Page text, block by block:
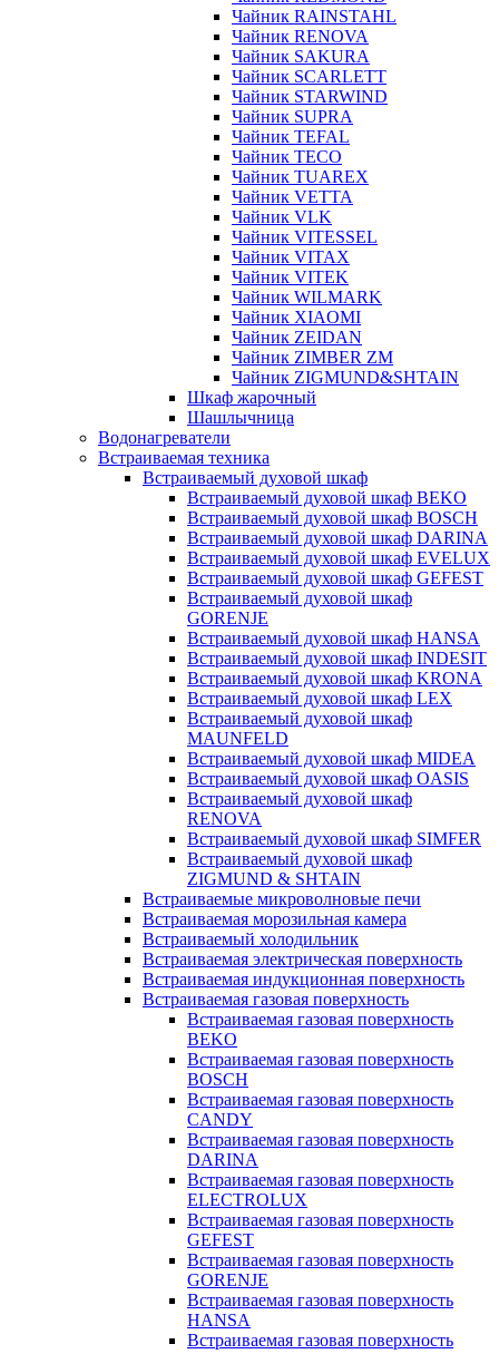
Чайник RAINSTAHL
Чайник RENOVA
Чайник SAKURA
Чайник SCARLETT
Чайник STARWIND
Чайник SUPRA
Чайник TEFAL
Чайник TECO
Чайник TUAREX
Чайник VETTA
Чайник VLK
Чайник VITESSEL
Чайник VITAX
Чайник VITEK
Чайник WILMARK
Чайник XIAOMI
Чайник ZEIDAN
Чайник ZIMBER ZM
Чайник ZIGMUND&SHTAIN
Шкаф жарочный
Шашлычница
Водонагреватели
Встраиваемая техника
Встраиваемый духовой шкаф
Встраиваемый духовой шкаф BEKO
Встраиваемый духовой шкаф BOSCH
Встраиваемый духовой шкаф DARINA
Встраиваемый духовой шкаф EVELUX
Встраиваемый духовой шкаф GEFEST
Встраиваемый духовой шкаф
GORENJE
Встраиваемый духовой шкаф HANSA
Встраиваемый духовой шкаф INDESIT
Встраиваемый духовой шкаф KRONA
Встраиваемый духовой шкаф LEX
Встраиваемый духовой шкаф
MAUNFELD
Встраиваемый духовой шкаф MIDEA
Встраиваемый духовой шкаф OASIS
Встраиваемый духовой шкаф
RENOVA
Встраиваемый духовой шкаф SIMFER
Встраиваемый духовой шкаф
ZIGMUND & SHTAIN
Встраиваемые микроволновые печи
Встраиваемая морозильная камера
Встраиваемый холодильник
Встраиваемая электрическая поверхность
Встраиваемая индукционная поверхность
Встраиваемая газовая поверхность
Встраиваемая газовая поверхность
BEKO
Встраиваемая газовая поверхность
BOSCH
Встраиваемая газовая поверхность
CANDY
Встраиваемая газовая поверхность
DARINA
Встраиваемая газовая поверхность
ELECTROLUX
Встраиваемая газовая поверхность
GEFEST
Встраиваемая газовая поверхность
GORENJE
Встраиваемая газовая поверхность
HANSA
Встраиваемая газовая поверхность